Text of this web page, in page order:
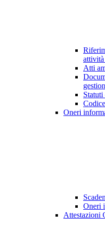
attività
Atti
Oneri
Oneri
Attestazioni